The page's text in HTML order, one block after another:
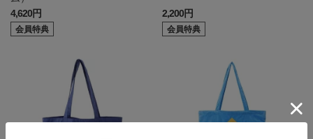
4,620円
会員特典
2,200円
会員特典